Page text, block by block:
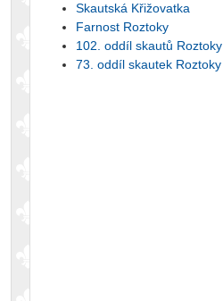
Skautská Křižovatka
Farnost Roztoky
102. oddíl skautů Roztoky
73. oddíl skautek Roztoky